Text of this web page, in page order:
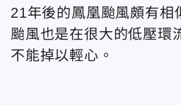
21年後的鳳凰颱風頗有相
颱風也是在很大的低壓環
不能掉以輕心。